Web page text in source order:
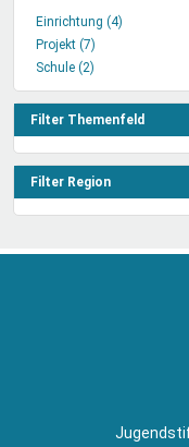
Einrichtung (4)
Projekt (7)
anwenden
Schule (2)
Filter
anwenden
Filter Themenfeld
Filter Region